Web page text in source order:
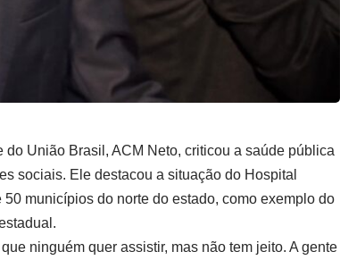
União Brasil, ACM Neto, criticou a saúde pública
sociais. Ele destacou a situação do Hospital
municípios do norte do estado, como exemplo do
ninguém quer assistir, mas não tem jeito. A gente